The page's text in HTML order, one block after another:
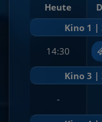
Heute
14:30
-
Kino 1 |
Kino 3 |